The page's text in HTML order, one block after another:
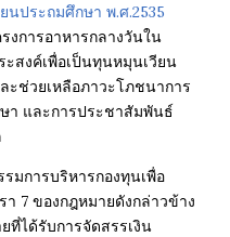
นประถมศึกษา พ.ศ.2535
งการอาหารกลางวันใน
สงค์เพื่อเป็นทุนหมุนเวียน
ช่วยเหลือภาวะโภชนาการ
า และการประชาสัมพันธ์
มการบริหารกองทุนเพื่อ
7 ของกฎหมายดังกล่าวข้าง
ที่ได้รับการจัดสรรเงิน